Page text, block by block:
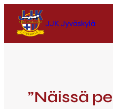
JJK Jyväskylä
”Näissä